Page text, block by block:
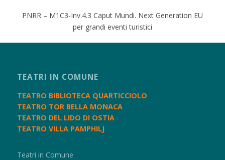
PNRR – M1C3-Inv.4.3 Caput Mundi. Next Generation EU
per grandi eventi turistici
TEATRI IN COMUNE
TEATRO BIBLIOTECA QUARTICCIOLO
TEATRO TOR BELLA MONACA
TEATRO DEL LIDO DI OSTIA
TEATRO VILLA PAMPHILJ
Teatri in Comune